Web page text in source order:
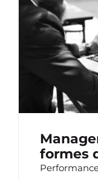
MANAGER
formes